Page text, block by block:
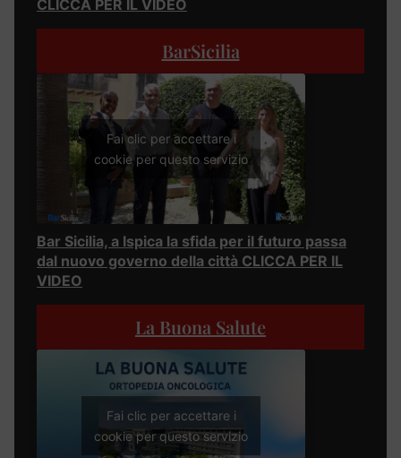
CLICCA PER IL VIDEO
BarSicilia
Fai clic per accettare i
cookie per questo servizio
Bar Sicilia, a Ispica la sfida per il futuro passa
dal nuovo governo della città CLICCA PER IL
VIDEO
La Buona Salute
Fai clic per accettare i
cookie per questo servizio